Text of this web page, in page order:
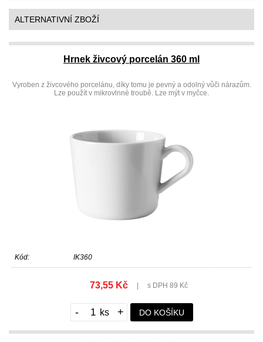
ALTERNATIVNÍ ZBOŽÍ
Hrnek živcový porcelán 360 ml
Vyroben z živcového porcelánu, díky tomu je pevný a odolný vůči nárazům.
Lze použít v mikrovlnné troubě. Lze mýt v myčce.
Kód: IK360
73,55 Kč s DPH 89 Kč
- + DO KOŠÍKU